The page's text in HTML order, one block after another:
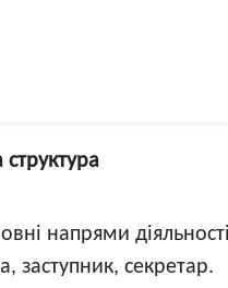
структура
напрями
заступник, секретар.